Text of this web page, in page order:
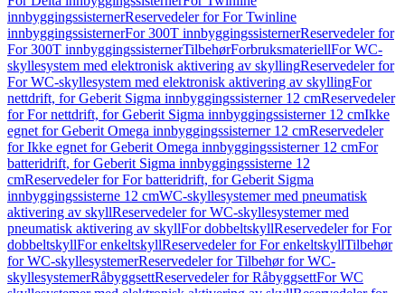
innbyggingssisternerReservedeler for For Twinline
innbyggingssisternerFor 300T innbyggingssisternerReservedeler for
For 300T innbyggingssisternerTilbehørForbruksmateriellFor WC-
skyllesystem med elektronisk aktivering av skyllingReservedeler for
For WC-skyllesystem med elektronisk aktivering av skyllingFor
nettdrift, for Geberit Sigma innbyggingssisterner 12 cmReservedeler
for For nettdrift, for Geberit Sigma innbyggingssisterner 12 cmIkke
egnet for Geberit Omega innbyggingssisterner 12 cmReservedeler
for Ikke egnet for Geberit Omega innbyggingssisterner 12 cmFor
batteridrift, for Geberit Sigma innbyggingssisterne 12
cmReservedeler for For batteridrift, for Geberit Sigma
innbyggingssisterne 12 cmWC-skyllesystemer med pneumatisk
aktivering av skyllReservedeler for WC-skyllesystemer med
pneumatisk aktivering av skyllFor dobbeltskyllReservedeler for For
dobbeltskyllFor enkeltskyllReservedeler for For enkeltskyllTilbehør
for WC-skyllesystemerReservedeler for Tilbehør for WC-
skyllesystemerRåbyggsettReservedeler for RåbyggsettFor WC